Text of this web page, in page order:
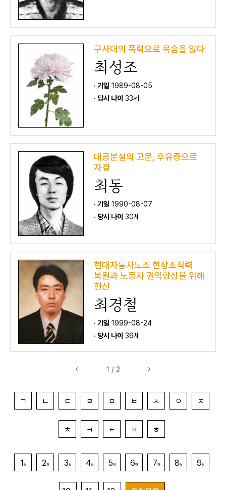
구사대의 폭력으로 목숨을 잃다
최성조
· 기일 1989-08-05
· 당시 나이 33세
대공분실의 고문, 후유증으로
자결
최동
· 기일 1990-08-07
· 당시 나이 30세
현대자동차노조 현장조직력
복원과 노동자 권익향상을 위해
헌신
최경철
· 기일 1999-08-24
· 당시 나이 36세
1 / 2
ㄱ ㄴ ㄷ ㄹ ㅁ ㅂ ㅅ ㅇ ㅈ
ㅊ ㅋ ㅌ ㅍ ㅎ
1 월 2월 3월 4월 5월 6월 7월 8월 9월